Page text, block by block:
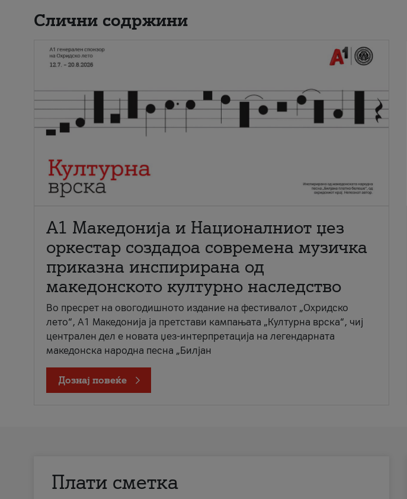
Слични содржини
А1 Македонија и Националниот џез
оркестар создадоа современа музичка
приказна инспирирана од
македонското културно наследство
Во пресрет на овогодишното издание на фестивалот „Охридско
лето“, А1 Македонија ја претстави кампањата „Културна врска“, чиј
централен дел е новата џез-интерпретација на легендарната
македонска народна песна „Билјан
Дознај повеќе
Плати сметка